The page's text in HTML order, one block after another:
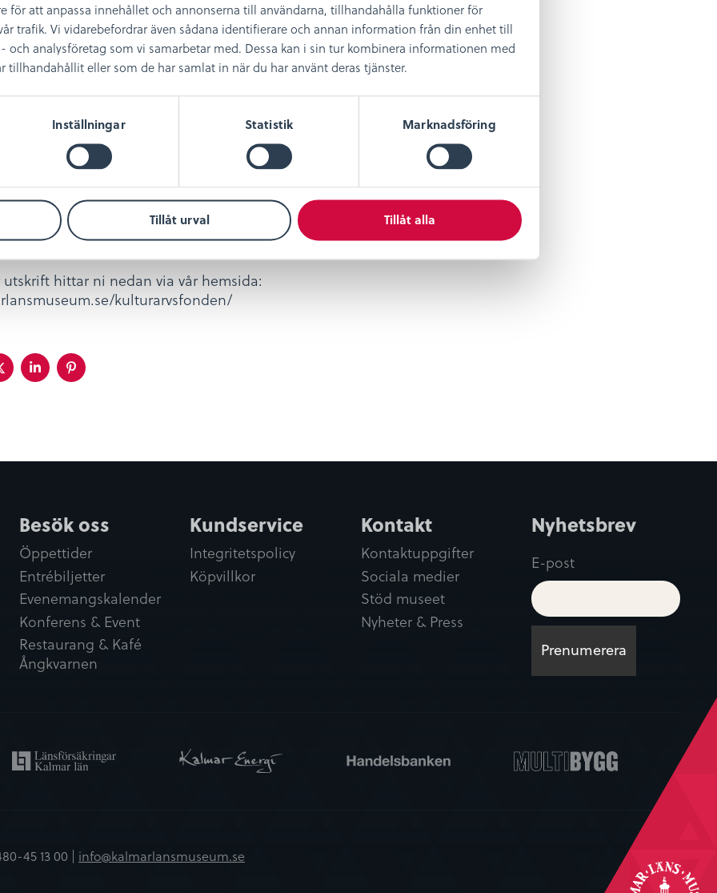
för att anpassa innehållet och annonserna till användarna, tillhandahålla funktioner för
trafik. Vi vidarebefordrar även sådana identifierare och annan information från din enhet till
och analysföretag som vi samarbetar med. Dessa kan i sin tur kombinera informationen med
eller som de har samlat in när du har använt deras tjänster.
Inställningar Statistik Marknadsföring
Tillåt urval Tillåt alla
att det finns fler personer som vill ge tillbaka till
vill följa initiativet av Örjan Molander, Tedde Jeansson,
och Sune Hansson att donera och/eller testamentera till
Förhoppningen är att detta initiativ kan bidra till
Länsmuseichef/landsantikvarie
mer om fonden, dess ändamål eller hur du går tillväga
Örjan Molander direkt via,
13 05
utskrift hittar ni nedan via vår hemsida:
kulturarvsfonden/
Dela
på
Dela
på
Dela
på
Besök oss
Öppettider
Entrébiljetter
Evenemangskalender
Konferens & Event
Restaurang & Kafé
Ångkvarnen
Kundservice
Integritetspolicy
Köpvillkor
Kontakt
Kontaktuppgifter
Sociala medier
Stöd museet
Nyheter & Press
Nyhetsbrev
E-post
45 13 00 | info@kalmarlansmuseum.se